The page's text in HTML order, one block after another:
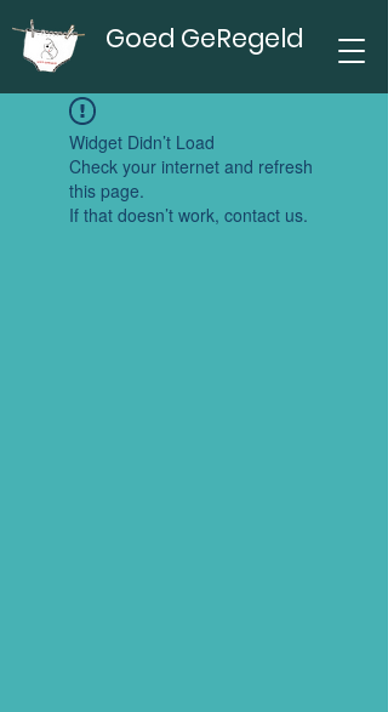
Goed GeRegeld
Widget Didn’t Load
Check your internet and refresh
this page.
If that doesn’t work, contact us.